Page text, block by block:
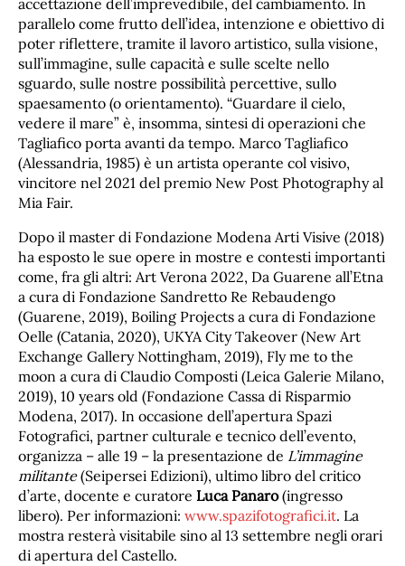
accettazione dell’imprevedibile, del cambiamento. In
parallelo come frutto dell’idea, intenzione e obiettivo di
poter riflettere, tramite il lavoro artistico, sulla visione,
sull’immagine, sulle capacità e sulle scelte nello
sguardo, sulle nostre possibilità percettive, sullo
spaesamento (o orientamento). “Guardare il cielo,
vedere il mare” è, insomma, sintesi di operazioni che
Tagliafico porta avanti da tempo. Marco Tagliafico
(Alessandria, 1985) è un artista operante col visivo,
vincitore nel 2021 del premio New Post Photography al
Mia Fair.
Dopo il master di Fondazione Modena Arti Visive (2018)
ha esposto le sue opere in mostre e contesti importanti
come, fra gli altri: Art Verona 2022, Da Guarene all’Etna
a cura di Fondazione Sandretto Re Rebaudengo
(Guarene, 2019), Boiling Projects a cura di Fondazione
Oelle (Catania, 2020), UKYA City Takeover (New Art
Exchange Gallery Nottingham, 2019), Fly me to the
moon a cura di Claudio Composti (Leica Galerie Milano,
2019), 10 years old (Fondazione Cassa di Risparmio
Modena, 2017). In occasione dell’apertura Spazi
Fotografici, partner culturale e tecnico dell’evento,
organizza – alle 19 – la presentazione de L’immagine
militante(Seipersei Edizioni), ultimo libro del critico
d’arte, docente e curatore Luca Panaro(ingresso
libero). Per informazioni: www.spazifotografici.it. La
mostra resterà visitabile sino al 13 settembre negli orari
di apertura del Castello.